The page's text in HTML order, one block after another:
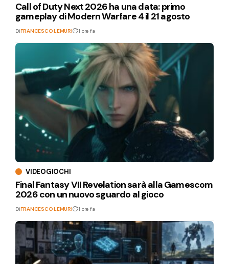
Call of Duty Next 2026 ha una data: primo
gameplay di Modern Warfare 4 il 21 agosto
DiFRANCESCO LEMURI 11 ore fa
VIDEOGIOCHI
Final Fantasy VII Revelation sarà alla Gamescom
2026 con un nuovo sguardo al gioco
DiFRANCESCO LEMURI 11 ore fa